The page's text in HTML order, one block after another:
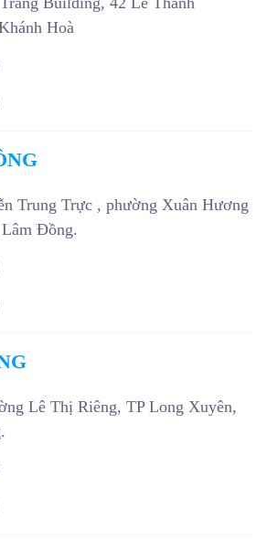
Hoà
Trung Trực , phường Xuân Hương
Đồng.
Lê Thị Riêng, TP Long Xuyên,